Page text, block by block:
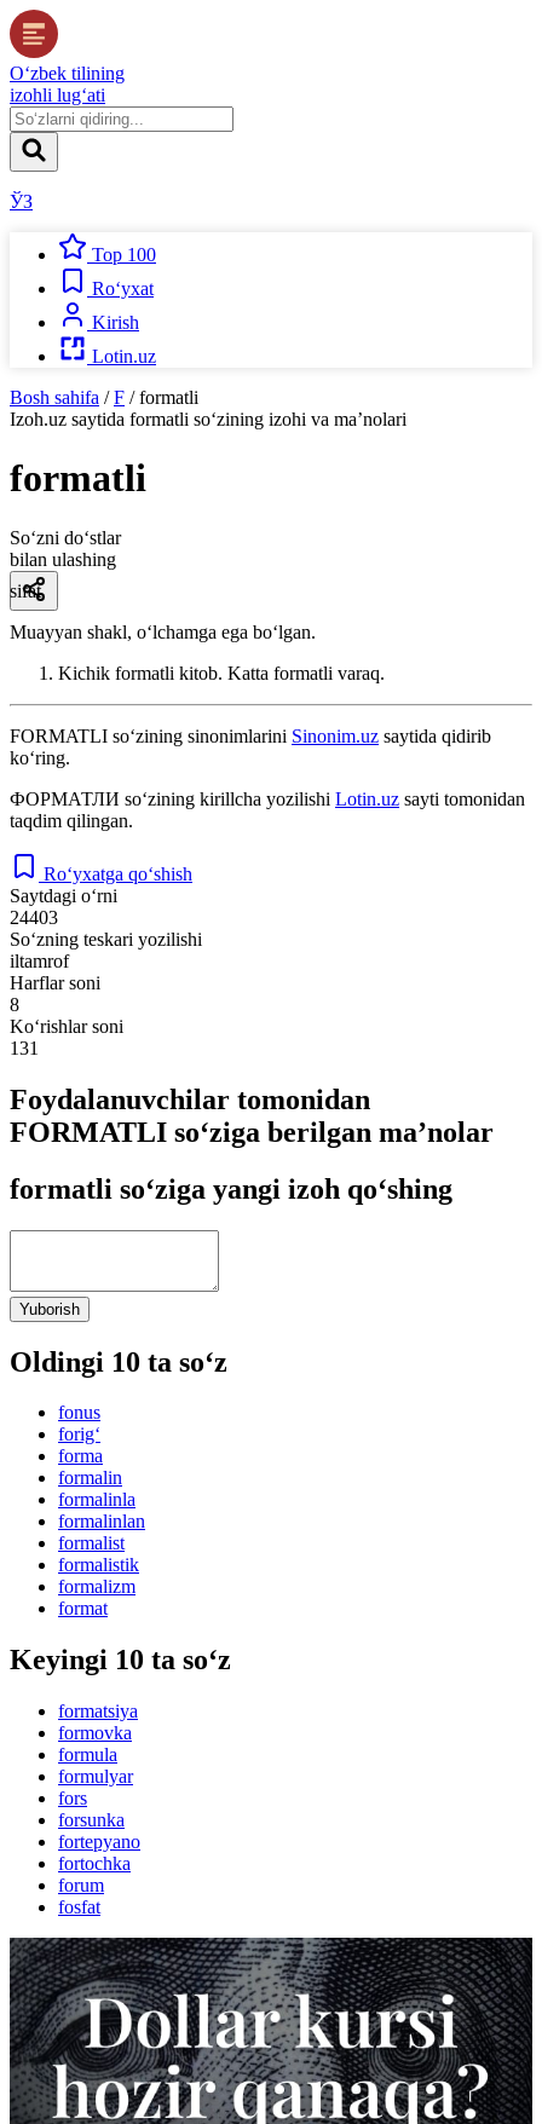
O‘zbek tilining
izohli lug‘ati
ЎЗ
Top 100
Ro‘yxat
Kirish
Lotin.uz
Bosh sahifa / F / formatli
Izoh.uz saytida formatli so‘zining izohi va ma’nolari
formatli
So‘zni do‘stlar
bilan ulashing
sifat
Muayyan shakl, oʻlchamga ega boʻlgan.
Kichik formatli kitob. Katta formatli varaq.
FORMATLI so‘zining sinonimlarini Sinonim.uz saytida qidirib
ko‘ring.
ФОРМАТЛИ so‘zining kirillcha yozilishi Lotin.uz sayti tomonidan
taqdim qilingan.
Ro‘yxatga qo‘shish
Saytdagi o‘rni
24403
So‘zning teskari yozilishi
iltamrof
Harflar soni
8
Ko‘rishlar soni
131
Foydalanuvchilar tomonidan
FORMATLI so‘ziga berilgan ma’nolar
formatli so‘ziga yangi izoh qo‘shing
Yuborish
Oldingi 10 ta so‘z
fonus
forig‘
forma
formalin
formalinla
formalinlan
formalist
formalistik
formalizm
format
Keyingi 10 ta so‘z
formatsiya
formovka
formula
formulyar
fors
forsunka
fortepyano
fortochka
forum
fosfat